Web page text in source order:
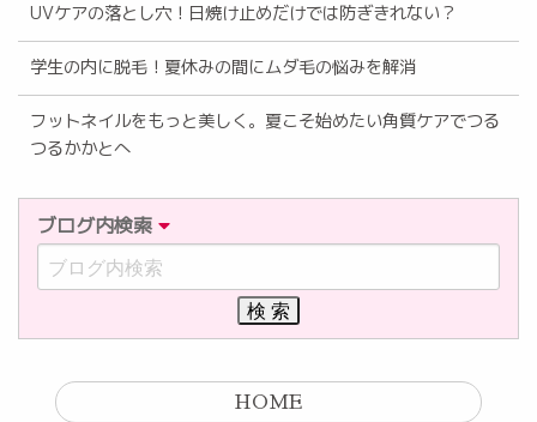
UVケアの落とし穴！日焼け止めだけでは防ぎきれない？
学生の内に脱毛！夏休みの間にムダ毛の悩みを解消
フットネイルをもっと美しく。夏こそ始めたい角質ケアでつる
つるかかとへ
ブログ内検索
HOME